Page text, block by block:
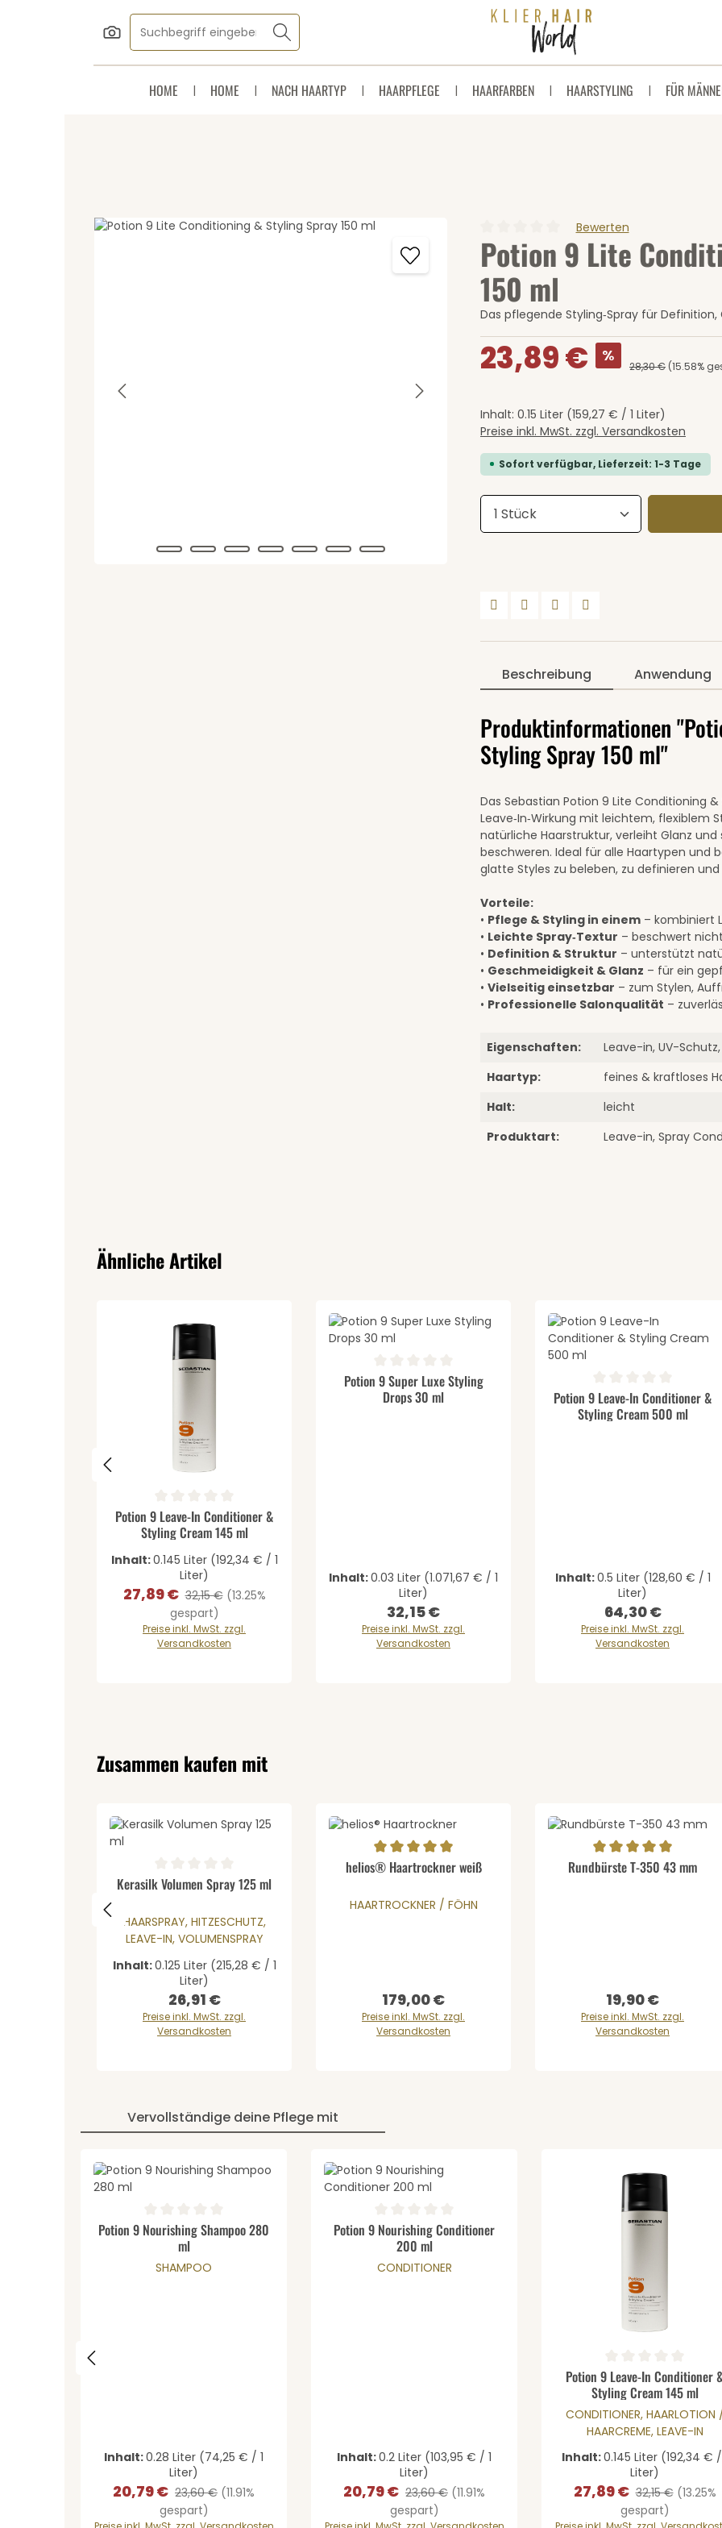
Zum Hauptinhalt springen
Zur Suche springen
Zur Hauptnavigation springen
HOME HOME NACH HAARTYP HAARPFLEGE HAARFARBEN HAARSTYLING FÜR
Bildergalerie überspringen
Durchschnittliche Bewertung von 0 von 5
Bewerten
Potion 9 Lite
150 ml
Das pflegende Styling‑Spray für Definition,
Verkaufspreis:
23,89 € %
28,30 € (15.58%
Inhalt: 0.15 Liter (159,27 € / 1 Liter)
Preise inkl. MwSt. zzgl. Versandkosten
Sofort verfügbar, Lieferzeit: 1-3 Tage
Produkt Anzahl: Gib
Beschreibung Anwendung
Produktinformationen
Styling Spray 150 ml"
Das Sebastian Potion 9 Lite Conditioning
Leave‑In‑Wirkung mit leichtem, flexiblem
natürliche Haarstruktur, verleiht Glanz
beschweren. Ideal für alle Haartypen und
glatte Styles zu beleben, zu definieren
Vorteile:
• Pflege & Styling in einem – kombiniert
• Leichte Spray‑Textur – beschwert
• Definition & Struktur – unterstützt
• Geschmeidigkeit & Glanz – für ein
• Vielseitig einsetzbar – zum Stylen,
• Professionelle Salonqualität –
Eigenschaften:
Leave-in, UV-
Haartyp:
feines & kraftloses
Halt:
leicht
Produktart:
Leave-in, Spray
Produktgalerie überspringen
Ähnliche Artikel
Produkt Anzahl: Gib den gewünschten Wert ein oder benutze
Durchschnittliche Bewertung von 0 von 5 Sternen
Potion 9 Leave-In Conditioner &
Styling Cream 145 ml
Inhalt:0.145 Liter (192,34 € / 1
Liter)
Verkaufspreis:
27,89 € Regulärer Preis:
32,15 € (13.25%
gespart)
Preise inkl. MwSt. zzgl.
Versandkosten
Produkt Anzahl: Gib den gewünschten
Durchschnittliche Bewertung von 0 von 5 Sternen
Potion 9 Super Luxe Styling
Drops 30 ml
Inhalt:0.03 Liter (1.071,67 € / 1
Liter)
Regulärer Preis:
32,15 €
Preise inkl. MwSt. zzgl.
Versandkosten
Produkt Anzahl:
Durchschnittliche Bewertung
Potion 9 Leave-In Conditioner &
Styling Cream 500 ml
Inhalt:0.5 Liter (128,60 € / 1
Liter)
Regulärer Preis:
64,30 €
Preise inkl. MwSt. zzgl.
Versandkosten
Produktgalerie überspringen
Zusammen kaufen mit
Produkt Anzahl: Gib den gewünschten Wert ein oder benutze
Durchschnittliche Bewertung von 0 von 5 Sternen
Kerasilk Volumen Spray 125 ml
HAARSPRAY, HITZESCHUTZ,
LEAVE-IN, VOLUMENSPRAY
Inhalt:0.125 Liter (215,28 € / 1
Liter)
Regulärer Preis:
26,91 €
Preise inkl. MwSt. zzgl.
Versandkosten
Details
Durchschnittliche Bewertung von 4.9 von 5 Sternen
helios® Haartrockner weiß
HAARTROCKNER / FÖHN
Regulärer Preis:
179,00 €
Preise inkl. MwSt. zzgl.
Versandkosten
Produkt
Durchschnittliche Bewertung
Rundbürste T-350 43 mm
Regulärer Preis:
19,90 €
Preise inkl. MwSt. zzgl.
Versandkosten
Vervollständige deine Pflege mit
Produkt Anzahl: Gib den gewünschten Wert ein oder benutze
Durchschnittliche Bewertung von 0 von 5 Sternen
Potion 9 Nourishing Shampoo 280
ml
SHAMPOO
Inhalt:0.28 Liter (74,25 € / 1
Liter)
Verkaufspreis:
20,79 € Regulärer Preis:
23,60 € (11.91%
gespart)
Produkt Anzahl: Gib den gewünschten
Durchschnittliche Bewertung von 0 von 5 Sternen
Potion 9 Nourishing Conditioner
200 ml
CONDITIONER
Inhalt:0.2 Liter (103,95 € / 1
Liter)
Verkaufspreis:
20,79 € Regulärer Preis:
23,60 € (11.91%
gespart)
Produkt
Durchschnittliche Bewertung
Potion 9 Leave-In Conditioner
Styling Cream 145 ml
CONDITIONER, HAARLOTION
HAARCREME, LEAVE-IN
Inhalt:0.145 Liter (192,34 € /
Liter)
Verkaufspreis:
27,89 € Regulärer Preis:
32,15 € (13.25%
gespart)